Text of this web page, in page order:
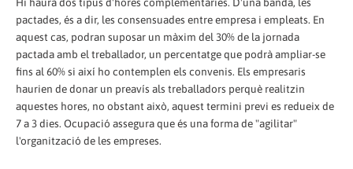
pactades, és a dir, les consensuades entre empresa i empleats. En
aquest cas, podran suposar un màxim del 30% de la jornada
pactada amb el treballador, un percentatge que podrà ampliar-se
fins al 60% si així ho contemplen els convenis. Els empresaris
haurien de donar un preavís als treballadors perquè realitzin
aquestes hores, no obstant això, aquest termini previ es redueix de
7 a 3 dies. Ocupació assegura que és una forma de "agilitar"
l'organització de les empreses.